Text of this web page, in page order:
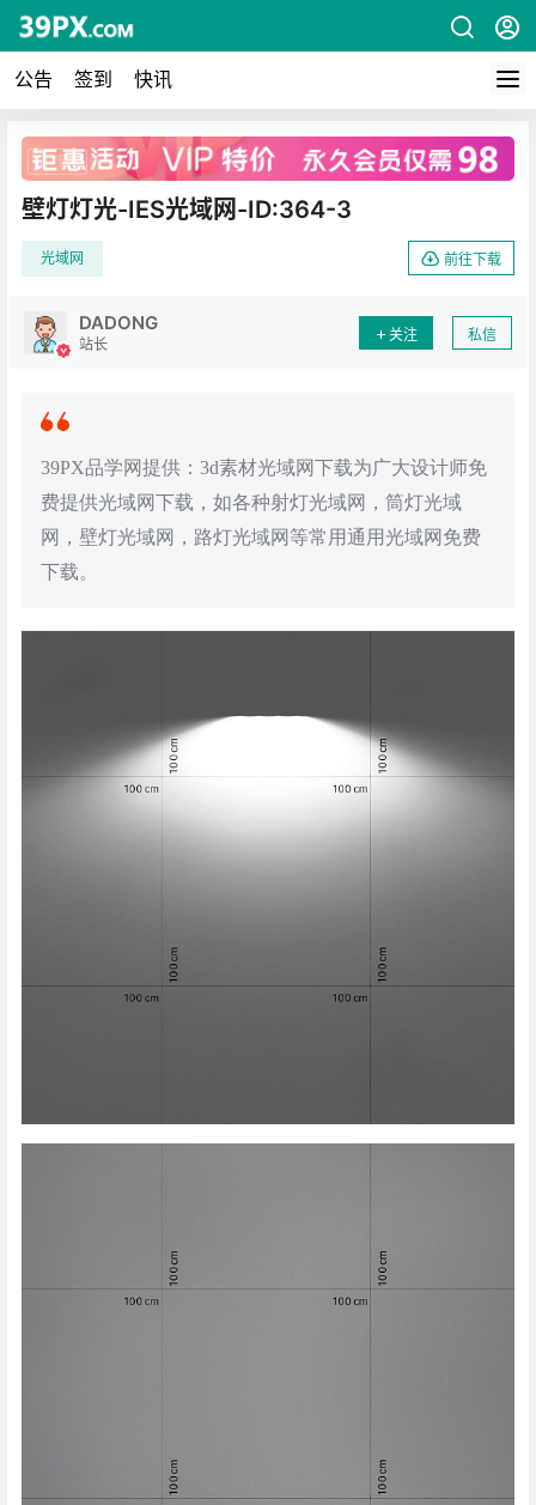
公告 签到 快讯
广告
壁灯灯光-IES光域网-ID:364-3
光域网 前往下载
DADONG
站长
关注 私信
39PX品学网提供：3d素材光域网下载为广大设计师免
费提供光域网下载，如各种射灯光域网，筒灯光域
网，壁灯光域网，路灯光域网等常用通用光域网免费
下载。